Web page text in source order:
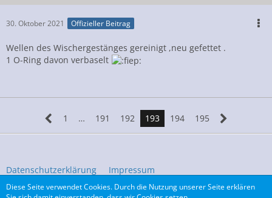
30. Oktober 2021 Offizieller Beitrag
Wellen des Wischergestänges gereinigt ,neu gefettet .
1 O-Ring davon verbaselt
1 … 191 192 193 194 195
Datenschutzerklärung Impressum
Diese Seite verwendet Cookies. Durch die Nutzung unserer Seite erklären